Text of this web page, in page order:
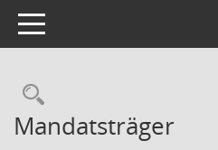
Toggle navigation
Rechercheauswahl
Mandatsträger